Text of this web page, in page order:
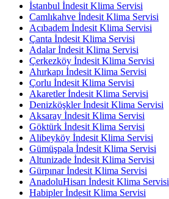
İstanbul İndesit Klima Servisi
Camlıkahve İndesit Klima Servisi
Acıbadem İndesit Klima Servisi
Çanta İndesit Klima Servisi
Adalar İndesit Klima Servisi
Çerkezköy İndesit Klima Servisi
Ahırkapı İndesit Klima Servisi
Çorlu İndesit Klima Servisi
Akaretler İndesit Klima Servisi
Denizköşkler İndesit Klima Servisi
Aksaray İndesit Klima Servisi
Göktürk İndesit Klima Servisi
Alibeyköy İndesit Klima Servisi
Gümüşpala İndesit Klima Servisi
Altunizade İndesit Klima Servisi
Gürpınar İndesit Klima Servisi
AnadoluHisarı İndesit Klima Servisi
Habipler İndesit Klima Servisi